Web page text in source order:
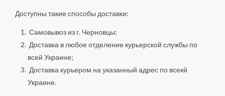
Доступны такие способы доставки:
Самовывоз из г. Черновцы;
Доставка в любое отделение курьерской службы по
всей Украине;
Доставка курьером на указанный адрес по всекй
Украине.